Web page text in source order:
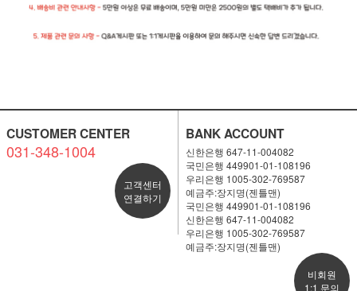
CUSTOMER CENTER
031-348-1004
고객센터
연결하기
BANK ACCOUNT
신한은행 647-11-004082
국민은행 449901-01-108196
우리은행 1005-302-769587
예금주:장지명(젠틀맨)
국민은행 449901-01-108196
신한은행 647-11-004082
우리은행 1005-302-769587
예금주:장지명(젠틀맨)
비회원
1:1 문의